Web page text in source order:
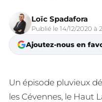
Loïc Spadafora
Publié le 14/12/2020 à
Ajoutez-nous en
Un épisode pluvieux
les Cévennes, le Haut